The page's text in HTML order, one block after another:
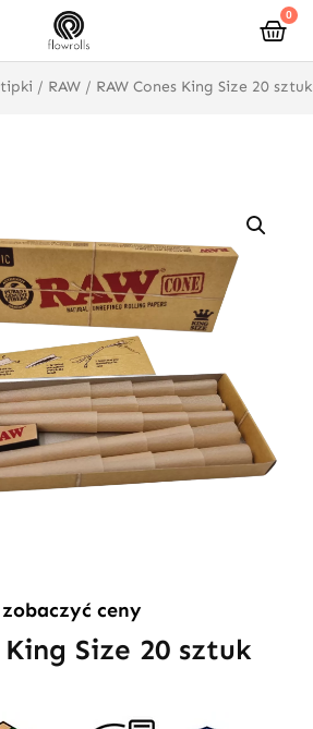
0
/ RAW / RAW Cones King Size 20 sztuk
ceny
King Size 20 sztuk